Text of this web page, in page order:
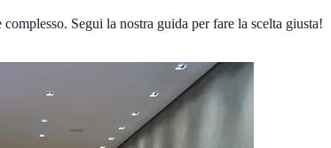
Segui la nostra guida per fare la scelta giusta!